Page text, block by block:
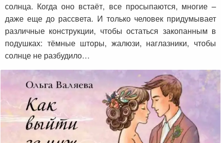
солнца. Когда оно встаёт, все просыпаются, многие –
даже еще до рассвета. И только человек придумывает
различные конструкции, чтобы остаться закопанным в
подушках: тёмные шторы, жалюзи, наглазники, чтобы
солнце не разбудило…